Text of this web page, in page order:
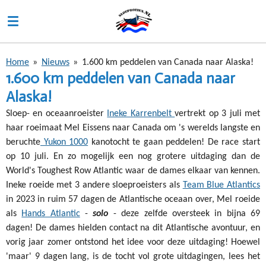
direct
naar
hoofdinhoud
Home » Nieuws » 1.600 km peddelen van Canada naar Alaska!
1.600 km peddelen van Canada naar
Alaska!
Sloep- en oceaanroeister Ineke Karrenbeltvertrekt op 3 juli met
haar roeimaat Mel Eissens naar Canada om 's werelds langste en
beruchte Yukon 1000 kanotocht te gaan peddelen! De race start
op 10 juli. En zo mogelijk een nog grotere uitdaging dan de
World's Toughest Row Atlantic waar de dames elkaar van kennen.
Ineke roeide met 3 andere sloeproeisters als Team Blue Atlantics
in 2023 in ruim 57 dagen de Atlantische oceaan over, Mel roeide
als
Hands Atlantic-solo - deze zelfde oversteek in bijna 69
dagen! De dames hielden contact na dit Atlantische avontuur, en
vorig jaar zomer ontstond het idee voor deze uitdaging! Hoewel
'maar' 9 dagen lang, is de tocht vol grote uitdagingen, lees het